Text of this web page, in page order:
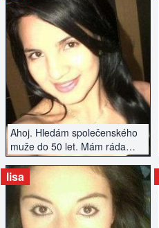
Ahoj. Hledám společenského
muže do 50 let. Mám ráda
zábavu, sport, cestování.
Pouze vážně.
ZOBRAZIT INZERÁT
lisa